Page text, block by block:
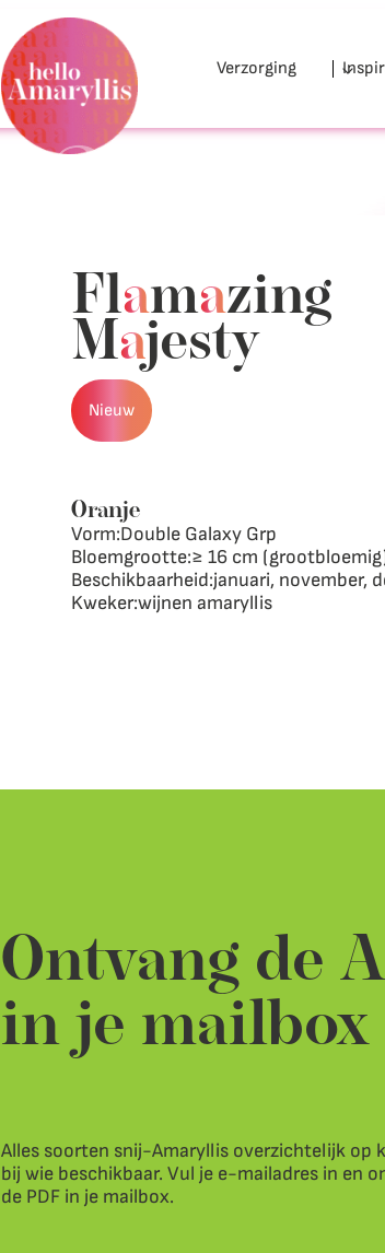
Verzorging
Flamazing
Majesty
Nieuw
Oranje
Vorm:Double Galaxy Grp
Bloemgrootte:≥ 16 cm
Beschikbaarheid:januari, november,
Kweker:wijnen amaryllis
Ontvang de
in je mailbox
Alles soorten snij-Amaryllis overzichtelijk op
bij wie beschikbaar. Vul je e-mailadres in en
de PDF in je mailbox.